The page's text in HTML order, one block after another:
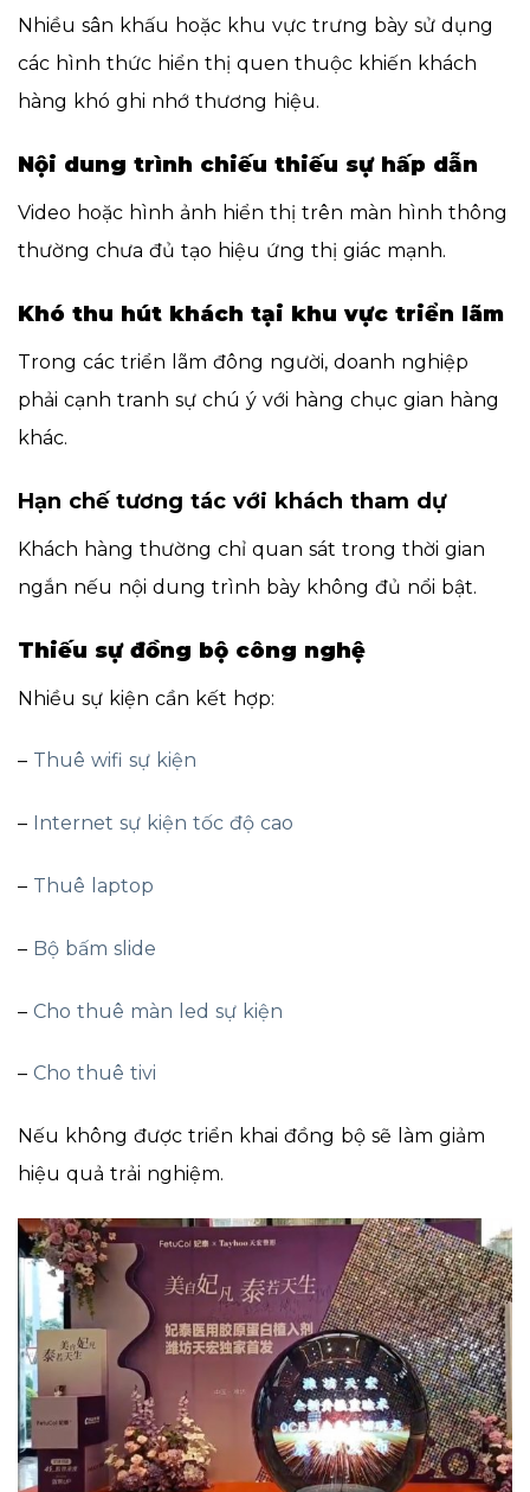
Nhiều sân khấu hoặc khu vực trưng bày sử dụng
các hình thức hiển thị quen thuộc khiến khách
hàng khó ghi nhớ thương hiệu.
Nội dung trình chiếu thiếu sự hấp dẫn
Video hoặc hình ảnh hiển thị trên màn hình thông
thường chưa đủ tạo hiệu ứng thị giác mạnh.
Khó thu hút khách tại khu vực triển lãm
Trong các triển lãm đông người, doanh nghiệp
phải cạnh tranh sự chú ý với hàng chục gian hàng
khác.
Hạn chế tương tác với khách tham dự
Khách hàng thường chỉ quan sát trong thời gian
ngắn nếu nội dung trình bày không đủ nổi bật.
Thiếu sự đồng bộ công nghệ
Nhiều sự kiện cần kết hợp:
– Thuê wifi sự kiện
– Internet sự kiện tốc độ cao
– Thuê laptop
– Bộ bấm slide
– Cho thuê màn led sự kiện
– Cho thuê tivi
Nếu không được triển khai đồng bộ sẽ làm giảm
hiệu quả trải nghiệm.